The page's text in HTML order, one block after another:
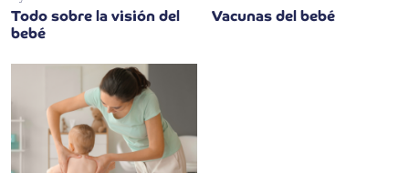
Todo sobre la visión del
bebé
Vacunas del bebé